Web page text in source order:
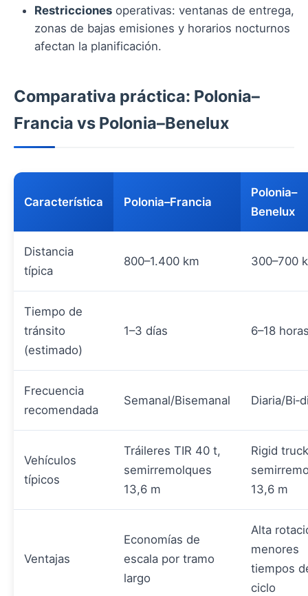
Restricciones operativas: ventanas de entrega,
zonas de bajas emisiones y horarios nocturnos
afectan la planificación.
Comparativa práctica: Polonia–
Francia vs Polonia–Benelux
Característica Polonia–Francia
Polonia–
Benelux
Distancia
típica
800–1.400 km 300–700
Tiempo de
tránsito
(estimado)
1–3 días 6–18
Frecuencia
recomendada
Semanal/Bisemanal Diaria/
Vehículos
típicos
Tráileres TIR 40 t,
semirremolques
13,6 m
Rigid
13,6 m
Ventajas
Economías de
escala por tramo
largo
Alta
menores
tiempos
ciclo